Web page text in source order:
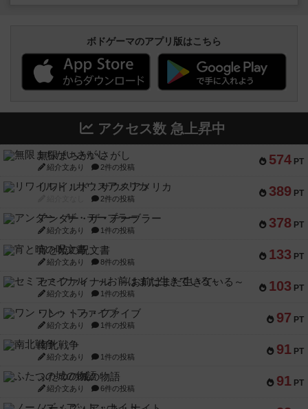
ボドゲーマのアプリ版はこちら
アクセス数 急上昇中
574 PT
無限まちがいさがし
紹介文あり 2件の投稿
389 PT
リワイルド：サウスアメリカ
2件の投稿
378 PT
アンダー・ザ・テーブラー
紹介文あり 1件の投稿
133 PT
宵と暁の呪文書
紹介文あり 8件の投稿
103 PT
セミファイナル ～お前はまだ生きている～
紹介文あり 1件の投稿
97 PT
ワン・トゥ・ファイブ
紹介文あり 1件の投稿
91 PT
南北戦争
紹介文あり 1件の投稿
91 PT
ふたつの城の物語
紹介文あり 6件の投稿